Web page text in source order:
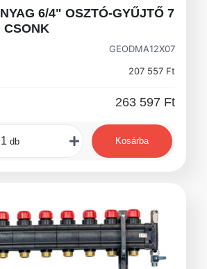
6/4" OSZTÓ-GYŰJTŐ 7
CSONK
GEODMA12X07
207 557 Ft
263 597 Ft
db Kosárba